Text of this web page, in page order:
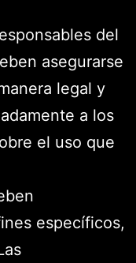
del
asegurarse
legal y
a los
el uso que
específicos,